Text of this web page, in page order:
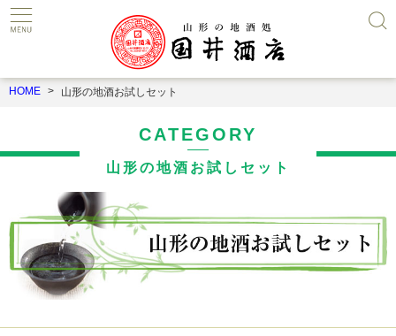
HOME 山形の地酒お試しセット
CATEGORY
山形の地酒お試しセット